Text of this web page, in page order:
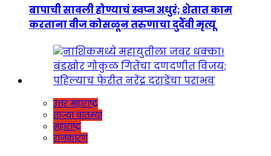
बापाची सावली होण्याचं स्वप्न अधुरं; शेतात काम
करताना वीज कोसळून तरुणाचा दुर्दैवी मृत्यू
उत्तर महाराष्ट्र
ताज्या बातम्या
महाराष्ट्र
राजकारण